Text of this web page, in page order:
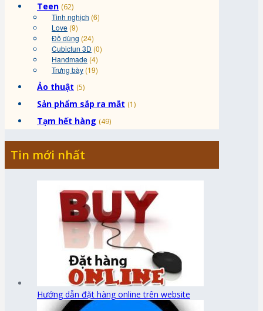
Teen (62)
Tinh nghịch (6)
Love (9)
Đồ dùng (24)
Cubicfun 3D (0)
Handmade (4)
Trưng bày (19)
Ảo thuật (5)
Sản phẩm sắp ra mắt (1)
Tạm hết hàng (49)
Tin mới nhất
Hướng dẫn đặt hàng online trên website